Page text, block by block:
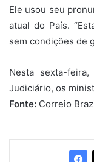
Ele usou seu
atual do País.
sem condições de
Nesta sexta-
Judiciário, os
Fonte: Correio